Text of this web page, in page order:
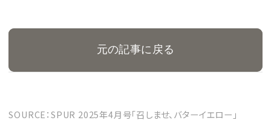
元の記事に戻る
SOURCE：SPUR 2025年4月号「召しませ、バターイエロー」